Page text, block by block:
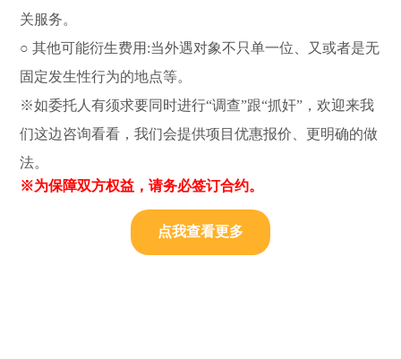
关服务。
○ 其他可能衍生费用:当外遇对象不只单一位、又或者是无
固定发生性行为的地点等。
※如委托人有须求要同时进行“调查”跟“抓奸”，欢迎来我
们这边咨询看看，我们会提供项目优惠报价、更明确的做
法。
※为保障双方权益，请务必签订合约。
点我查看更多